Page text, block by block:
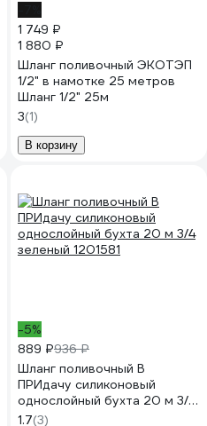
1 749 ₽
1 880 ₽
Шланг поливочный ЭКОТЭП
1/2" в намотке 25 метров
Шланг 1/2" 25м
3(1)
В корзину
-5%
889 ₽936 ₽
Шланг поливочный В
ПРИдачу силиконовый
однослойный бухта 20 м 3/4
зеленый 1201581
1.7(3)